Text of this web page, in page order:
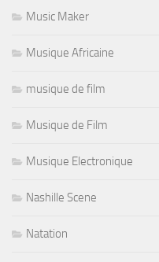
Music Maker
Musique Africaine
musique de film
Musique de Film
Musique Electronique
Nashille Scene
Natation